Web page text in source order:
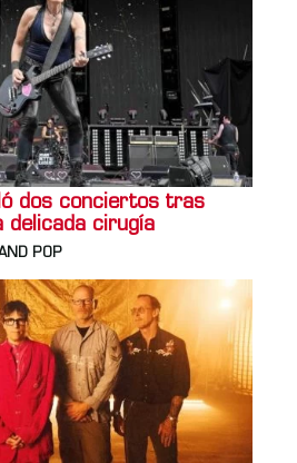
dos conciertos tras
delicada cirugía
POP